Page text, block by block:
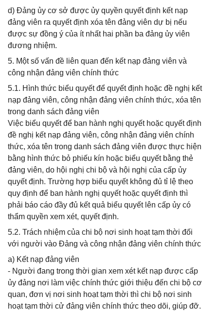
d) Đảng ủy cơ sở được ủy quyền quyết định kết nạp
đảng viên ra quyết định xóa tên đảng viên dự bị nếu
được sự đồng ý của ít nhất hai phần ba đảng ủy viên
đương nhiệm.
5. Một số vấn đề liên quan đến kết nạp đảng viên và
công nhận đảng viên chính thức
5.1. Hình thức biểu quyết để quyết định hoặc đề nghị kết
nạp đảng viên, công nhận đảng viên chính thức, xóa tên
trong danh sách đảng viên
Việc biểu quyết để ban hành nghị quyết hoặc quyết định
đề nghị kết nạp đảng viên, công nhận đảng viên chính
thức, xóa tên trong danh sách đảng viên được thực hiện
bằng hình thức bỏ phiếu kín hoặc biểu quyết bằng thẻ
đảng viên, do hội nghị chi bộ và hội nghị của cấp ủy
quyết định. Trường hợp biểu quyết không đủ tỉ lệ theo
quy định để ban hành nghị quyết hoặc quyết định thì
phải báo cáo đầy đủ kết quả biểu quyết lên cấp ủy có
thẩm quyền xem xét, quyết định.
5.2. Trách nhiệm của chi bộ nơi sinh hoạt tạm thời đối
với người vào Đảng và công nhận đảng viên chính thức
a) Kết nạp đảng viên
- Người đang trong thời gian xem xét kết nạp được cấp
ủy đảng nơi làm việc chính thức giới thiệu đến chi bộ cơ
quan, đơn vị nơi sinh hoạt tạm thời thì chi bộ nơi sinh
hoạt tạm thời cử đảng viên chính thức theo dõi, giúp đỡ.